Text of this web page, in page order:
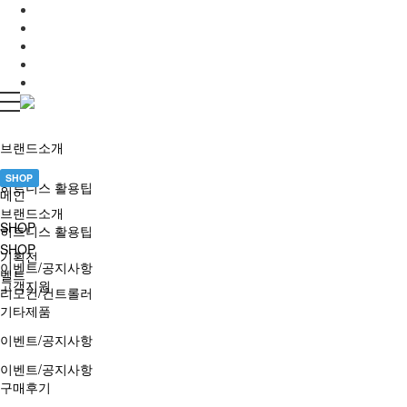
브랜드소개
히트니스 활용팁
SHOP
기획전
벨트
리모컨/컨트롤러
기타제품
이벤트/공지사항
이벤트/공지사항
구매후기
SHOP
메인
브랜드소개
히트니스 활용팁
SHOP
이벤트/공지사항
고객지원